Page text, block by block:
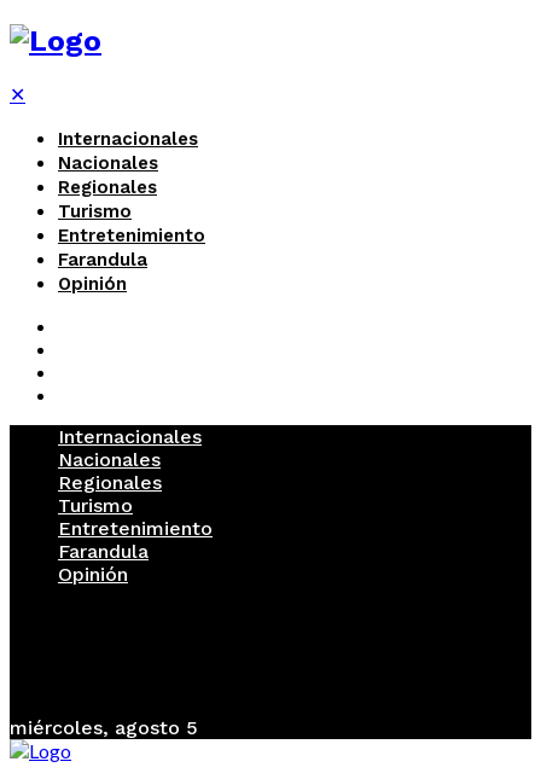
✕
Internacionales
Nacionales
Regionales
Turismo
Entretenimiento
Farandula
Opinión
Internacionales
Nacionales
Regionales
Turismo
Entretenimiento
Farandula
Opinión
miércoles, agosto 5